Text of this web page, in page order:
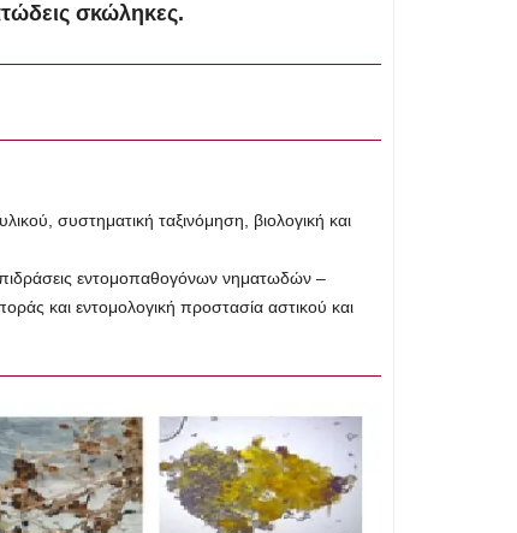
σκώληκες.
συστηματική ταξινόμηση, βιολογική και
εντομοπαθογόνων νηματωδών –
και εντομολογική προστασία αστικού και